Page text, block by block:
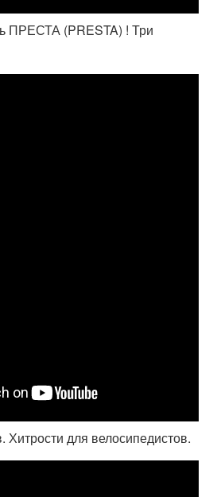
ПРЕСТА (PRESTA) ! Три
Хитрости для велосипедистов.